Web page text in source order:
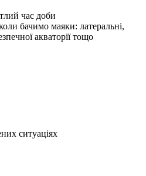
час доби
бачимо маяки: латеральні,
акваторії тощо
ситуаціях